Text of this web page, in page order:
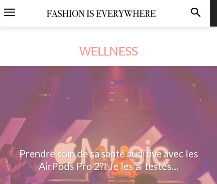
WELLNESS
Prendre soin de sa santé auditive avec les
AirPods Pro 2?! Je les ai testés…